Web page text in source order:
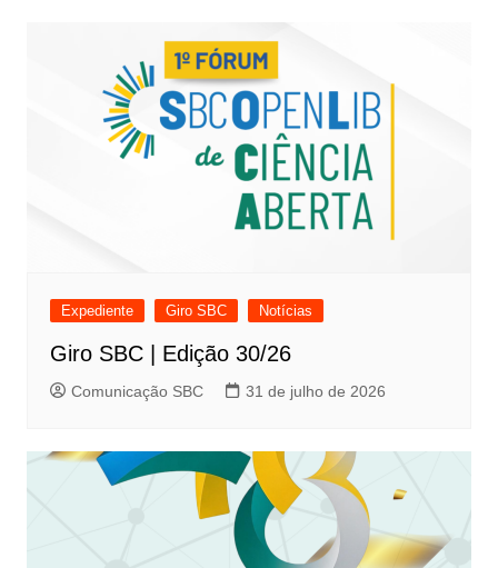
Expediente Giro SBC Notícias
Giro SBC | Edição 30/26
Comunicação SBC 31 de julho de 2026